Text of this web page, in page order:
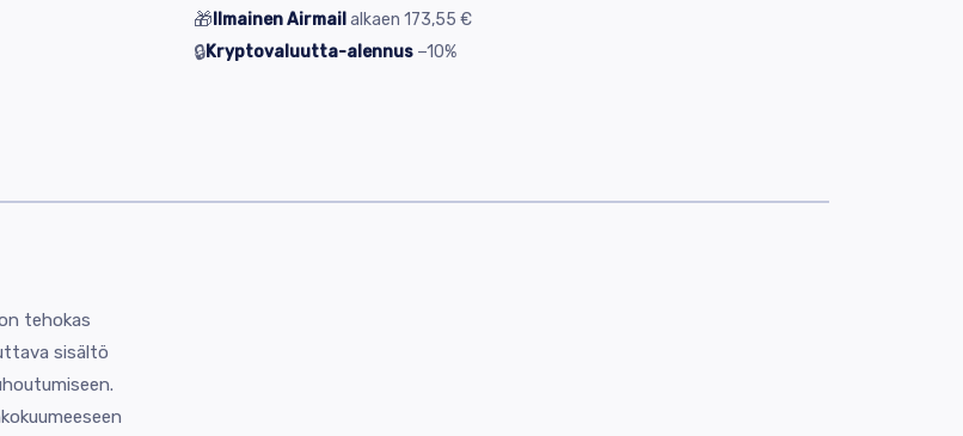
🎁Ilmainen Airmailalkaen 173,55 €
🔒Kryptovaluutta-alennus −10%
tehokas
sisältö